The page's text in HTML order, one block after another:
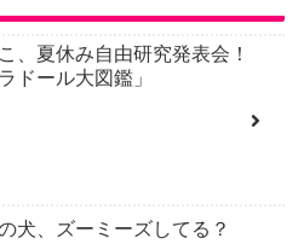
、夏休み自由研究発表会！
ドール大図鑑」
犬、ズーミーズしてる？